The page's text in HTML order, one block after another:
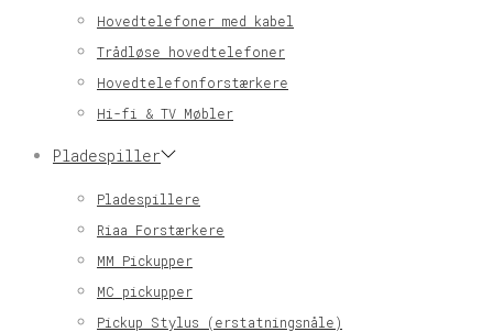
Hovedtelefoner med kabel
Trådløse hovedtelefoner
Hovedtelefonforstærkere
Hi-fi & TV Møbler
Pladespiller
Pladespillere
Riaa Forstærkere
MM Pickupper
MC pickupper
Pickup Stylus (erstatningsnåle)